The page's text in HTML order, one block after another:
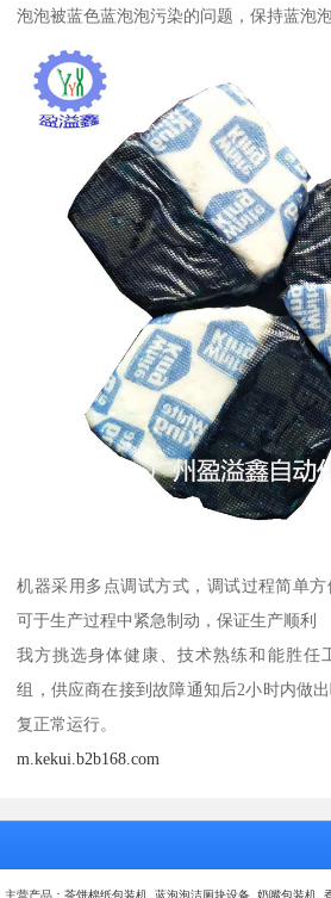
泡泡被蓝色蓝泡泡污染的问题，保持蓝泡
机器采用多点调试方式，调试过程简单方
可于生产过程中紧急制动，保证生产顺利
我方挑选身体健康、技术熟练和能胜任
组，供应商在接到故障通知后2小时内做
复正常运行。
m.kekui.b2b168.com